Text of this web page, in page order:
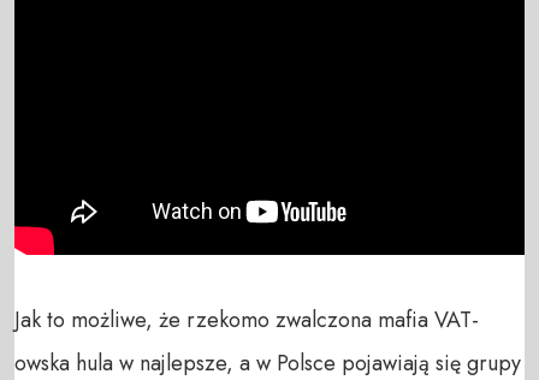
Jak to możliwe, że rzekomo zwalczona mafia VAT-
owska hula w najlepsze, a w Polsce pojawiają się grupy